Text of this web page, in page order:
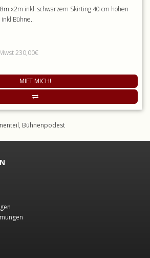
x2m inkl. schwarzem Skirting 40 cm hohen
Bühne..
230,00€
MIET MICH!
, Bühnenpodest